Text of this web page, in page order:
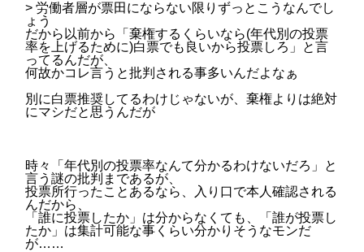
> 労働者層が票田にならない限りずっとこうなんでし
ょう
だから以前から「棄権するくらいなら(年代別の投票
率を上げるために)白票でも良いから投票しろ」と言
ってるんだが、
何故かコレ言うと批判される事多いんだよなぁ
別に白票推奨してるわけじゃないが、棄権よりは絶対
にマシだと思うんだが
時々「年代別の投票率なんて分かるわけないだろ」と
言う謎の批判まであるが、
投票所行ったことあるなら、入り口で本人確認される
んだから、
「誰に投票したか」は分からなくても、「誰が投票し
たか」は集計可能な事くらい分かりそうなモンだ
が……